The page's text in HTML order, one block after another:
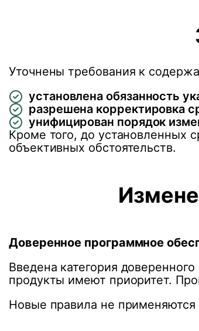
Уточнены требования к
установлена обязанность
разрешена корректировка
унифицирован порядок
Кроме того, до установленных
объективных обстоятельств.
Доверенное программное
Введена категория
продукты имеют приоритет.
Новые правила не применяются